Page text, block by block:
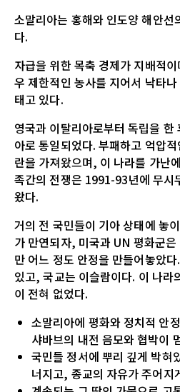
소말리아는 홍해와 인도양 해안선
다.
자급을 위한 목축 경제가 지배적
우 제한적인 농사를 지어서 낙타
태고 있다.
영국과 이탈리아로부터 독립을 한
아로 통일되었다. 부패하고 억압
란을 가져왔으며, 이 나라를 가난
족간의 전쟁은 1991-93년에 무시
왔다.
거의 전 국민들이 기아 상태에 놓
가 만연되자, 미국과 UN 평화군
만 어느 정도 안정을 만들어놓았
있고, 국교는 이슬람이다. 이 나라
이 전혀 없었다.
소말리아에 평화와 정치적 안
샤바브의 내전 음모와 협박이
국민들 정서에 뿌리 깊게 박혀
너지고, 종교의 자유가 주어지